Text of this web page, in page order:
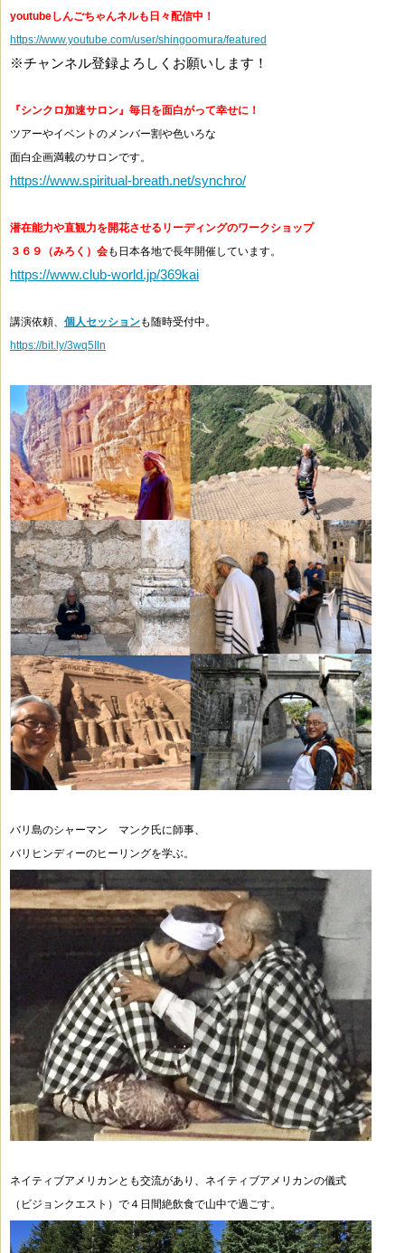
youtubeしんごちゃんネルも日々配信中！
https://www.youtube.com/user/shingoomura/featured
※チャンネル登録よろしくお願いします！
『シンクロ加速サロン』毎日を面白がって幸せに！
ツアーやイベントのメンバー割や色いろな
面白企画満載のサロンです。
https://www.spiritual-breath.net/synchro/
潜在能力や直観力を開花させるリーディングのワークショップ
３６９（みろく）会も日本各地で長年開催しています。
https://www.club-world.jp/369kai
講演依頼、 個人セッションも随時受付中。
https://bit.ly/3wq5Iln
バリ島のシャーマン マンク氏に師事、
バリヒンディーのヒーリングを学ぶ。
ネイティブアメリカンとも交流があり、ネイティブアメリカンの儀式
（ビジョンクエスト）で４日間絶飲食で山中で過ごす。